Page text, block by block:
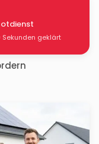
Sekunden geklärt